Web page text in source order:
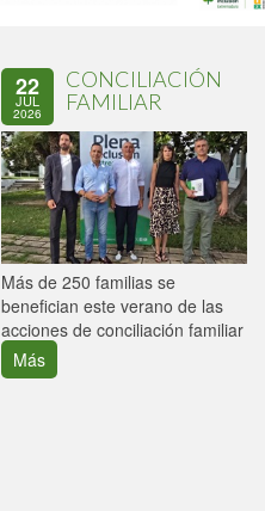
22
JUL
2026
CONCILIACIÓN
FAMILIAR
Más de 250 familias se
benefician este verano de las
acciones de conciliación familiar
Más